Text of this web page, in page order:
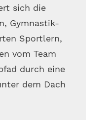
sich die
Gymnastik-
Sportlern,
vom Team
durch eine
dem Dach